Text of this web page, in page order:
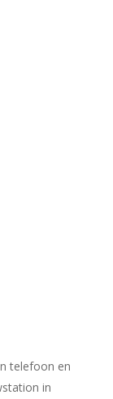
telefoon en
in